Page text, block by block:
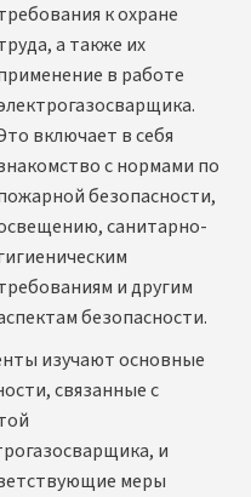
к охране
а также их
в работе
включает в себя
с нормами по
безопасности,
санитарно-
и другим
безопасности.
изучают основные
связанные с
и
меры